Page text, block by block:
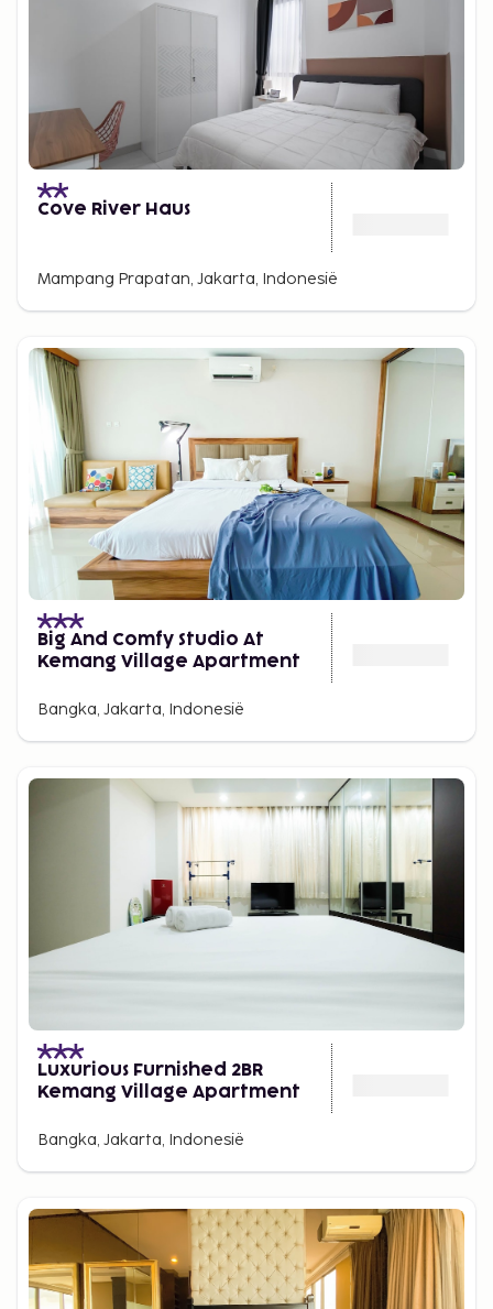
Cove River Haus
Mampang Prapatan, Jakarta, Indonesië
Big And Comfy Studio At
Kemang Village Apartment
Bangka, Jakarta, Indonesië
Luxurious Furnished 2BR
Kemang Village Apartment
Bangka, Jakarta, Indonesië